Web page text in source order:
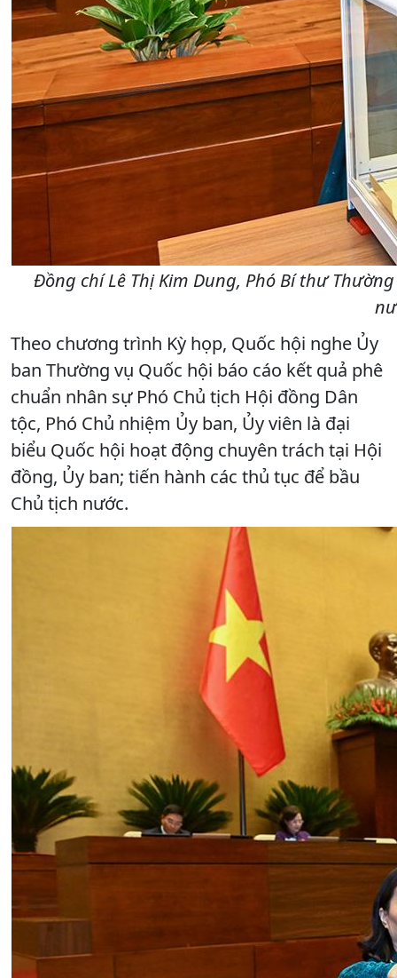
Đồng chí Lê Thị Kim Dung, Phó Bí thư
Theo chương trình Kỳ họp, Quốc hội nghe Ủy
ban Thường vụ Quốc hội báo cáo kết quả phê
chuẩn nhân sự Phó Chủ tịch Hội đồng Dân
tộc, Phó Chủ nhiệm Ủy ban, Ủy viên là đại
biểu Quốc hội hoạt động chuyên trách tại Hội
đồng, Ủy ban; tiến hành các thủ tục để bầu
Chủ tịch nước.